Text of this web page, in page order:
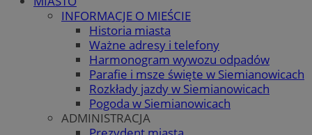
INFORMACJE O MIEŚCIE
Historia miasta
Ważne adresy i telefony
Harmonogram wywozu odpadów
Parafie i msze święte w Siemianowicach
Rozkłady jazdy w Siemianowicach
Pogoda w Siemianowicach
ADMINISTRACJA